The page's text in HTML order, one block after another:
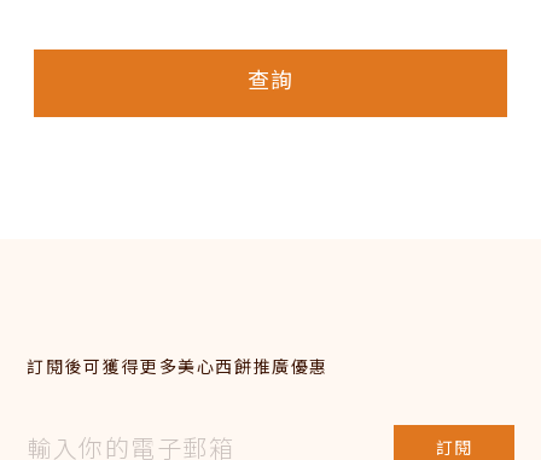
查詢
訂閱後可獲得更多美心西餅推廣優惠
訂閱